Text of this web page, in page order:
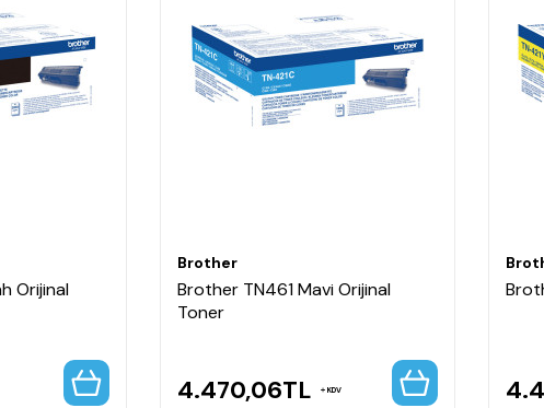
TN461 Muadil Toner?
Muadil Toner, uygun maliyetli baskı avantajı ile yoğun kullanımda
Orijinal
Brother
Brother TN461 Mavi Orijinal
Toner
4.470,06TL KDV